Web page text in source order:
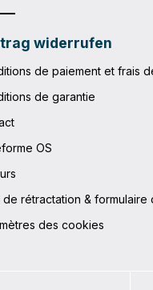
widerrufen
de paiement et frais
de garantie
OS
de rétractation & formulaire
des cookies